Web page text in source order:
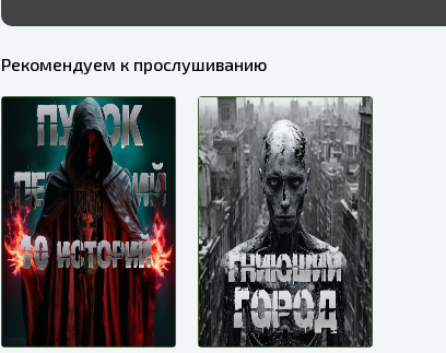
Рекомендуем к прослушиванию